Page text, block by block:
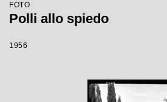
FOTO
Polli allo spiedo
1956